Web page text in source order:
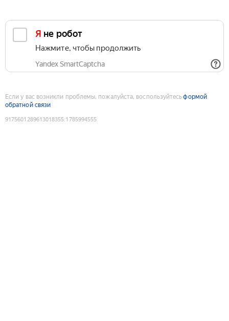
Я не робот
Нажмите, чтобы продолжить
Yandex SmartCaptcha
Если у вас возникли проблемы, пожалуйста, воспользуйтесьформой
обратной связи
9175601289613018355:1785994555